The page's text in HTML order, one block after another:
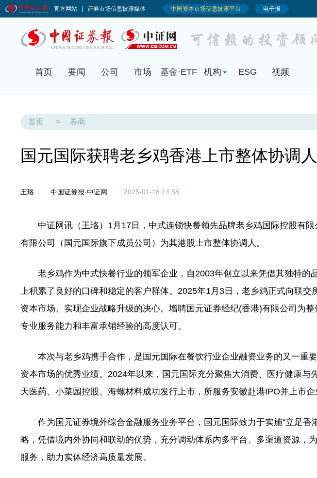
首页 要闻 公司 市场 基金·ETF 机构 ESG 视频
首页 > 券商
国元国际获聘老乡鸡香港上市整体协调人
王珞 中国证券报·中证网 2025-01-18 14:58
中证网讯（王珞）1月17日，中式连锁快餐领先品牌老乡鸡国际控股有限
有限公司（国元国际旗下成员公司）为其港股上市整体协调人。
老乡鸡作为中式快餐行业的领军企业，自2003年创立以来凭借其独特的
上积累了良好的口碑和稳定的客户群体。2025年1月3日，老乡鸡正式向联交
资本市场、实现企业战略升级的决心。增聘国元证券经纪(香港)有限公司为
专业服务能力和丰富承销经验的高度认可。
本次与老乡鸡携手合作，是国元国际在餐饮行业企业融资业务的又一重
资本市场的优秀业绩。2024年以来，国元国际充分聚焦大消费、医疗健康与
天医药、小菜园控股、海螺材料成功发行上市，所服务安徽赴港IPO并上市企
作为国元证券境外综合金融服务业务平台，国元国际致力于实施“立足香
略，凭借境内外协同和联动的优势，充分调动体系内多平台、多渠道资源，
服务，助力实体经济高质量发展。